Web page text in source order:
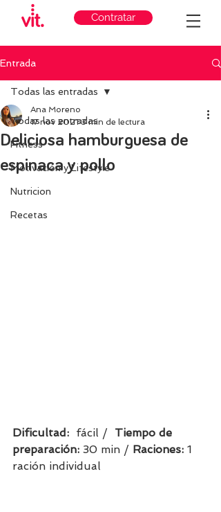
Contratar
Entrada
Todas las entradas
Fitness
Motivación y Lifestyle
Nutricion
Recetas
Todas las entradas
Deliciosa hamburguesa de
espinaca y pollo
Ana Moreno
17 nov 2021 3 min de lectura
Dificultad: fácil / Tiempo de
preparación: 30 min / Raciones: 1
ración individual